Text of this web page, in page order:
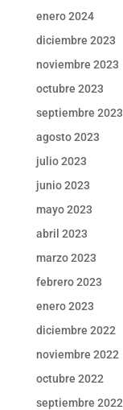
enero 2024
diciembre 2023
noviembre 2023
octubre 2023
septiembre 2023
agosto 2023
julio 2023
junio 2023
mayo 2023
abril 2023
marzo 2023
febrero 2023
enero 2023
diciembre 2022
noviembre 2022
octubre 2022
septiembre 2022